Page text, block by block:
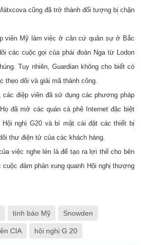
cũng đã trở thành đối tượng bị chặn
viên Mỹ làm việc ở căn cứ quân sự ở Bắc
các cuộc gọi của phái đoàn Nga từ Lodon
Tuy nhiên, Guardian không cho biết có
theo dõi và giải mã thành công.
các điệp viên đã sử dụng các phương pháp
đã mở các quán cà phê Internet đặc biệt
nghị G20 và bí mật cài đặt các thiết bị
thư điện tử của các khách hàng.
việc nghe lén là để tạo ra lợi thế cho bên
đàm phán xung quanh Hội nghị thượng
tình báo Mỹ Snowden
CIA hội nghị G 20